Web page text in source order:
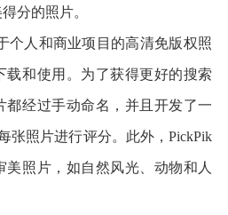
分的照片。
个人和商业项目的高清免版权照
载和使用。为了获得更好的搜索
都经过手动命名，并且开发了一
张照片进行评分。此外，PickPik
照片，如自然风光、动物和人